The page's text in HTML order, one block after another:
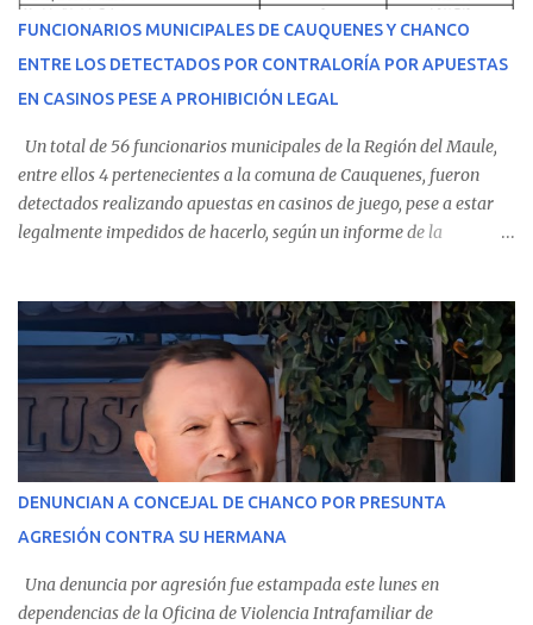
recibir atención especializada en el centro de destino. Apenas se
conoció la gravedad de su condición, sus padres —residentes en
Villarrica— se trasladaron a Cauquenes con la esperanza de una
evolución favorable. No obstante, alrededo...
FUNCIONARIOS MUNICIPALES DE CAUQUENES Y CHANCO
ENTRE LOS DETECTADOS POR CONTRALORÍA POR APUESTAS
EN CASINOS PESE A PROHIBICIÓN LEGAL
Un total de 56 funcionarios municipales de la Región del Maule,
entre ellos 4 pertenecientes a la comuna de Cauquenes, fueron
detectados realizando apuestas en casinos de juego, pese a estar
legalmente impedidos de hacerlo, según un informe de la
estableció que estos funcionarios —quienes administran o
custodian fondos públicos— efectuaron transacciones por un
monto total de $116.075.918 entre enero de 2024 y junio de 2025.
En el detalle regional, se indica que en la comuna de Cauquenes se
identificó a cuatro funcionarios involucrados en este tipo de
operaciones. Asimismo, se precisa que uno de los casos
corresponde a un funcionario de la Municipalidad de Chanco,
detectaron incumplimientos a la normativa vigente. El informe
precisa que la mayor cantidad de dinero apostado se registró en
Talca, donde...
DENUNCIAN A CONCEJAL DE CHANCO POR PRESUNTA
AGRESIÓN CONTRA SU HERMANA
Una denuncia por agresión fue estampada este lunes en
dependencias de la Oficina de Violencia Intrafamiliar de